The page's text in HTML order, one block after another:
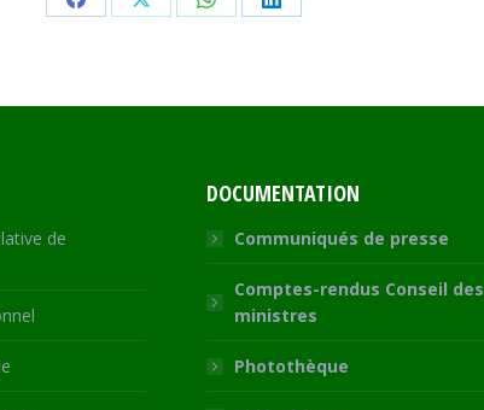
Share Share Share Share
de
DOCUMENTATION
Communiqués de presse
Comptes-rendus Conseil des
ministres
Photothèque